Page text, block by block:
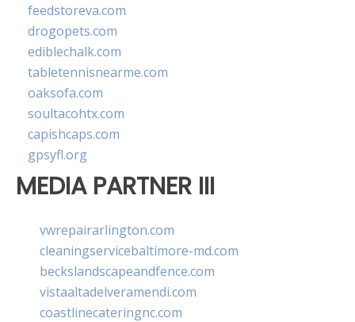
feedstoreva.com
drogopets.com
ediblechalk.com
tabletennisnearme.com
oaksofa.com
soultacohtx.com
capishcaps.com
gpsyfl.org
MEDIA PARTNER III
vwrepairarlington.com
cleaningservicebaltimore-md.com
beckslandscapeandfence.com
vistaaltadelveramendi.com
coastlinecateringnc.com